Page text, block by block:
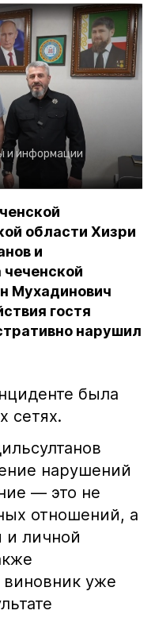
и информации
области Хизри
и
Мухадинович
гостя
нарушил
была
сетях.
нарушений
— это не
отношений, а
и личной
уже